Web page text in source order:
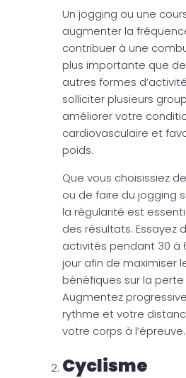
Un jogging ou une
augmenter la
contribuer à une
plus importante que
autres formes
solliciter plusieurs
améliorer votre
cardiovasculaire et
poids.
Que vous choisissiez
ou de faire du jogging
la régularité est
des résultats. Essayez
activités pendant 30 à
jour afin de maximiser
bénéfiques sur la
Augmentez
rythme et votre
votre corps à l’épreuve.
Cyclisme